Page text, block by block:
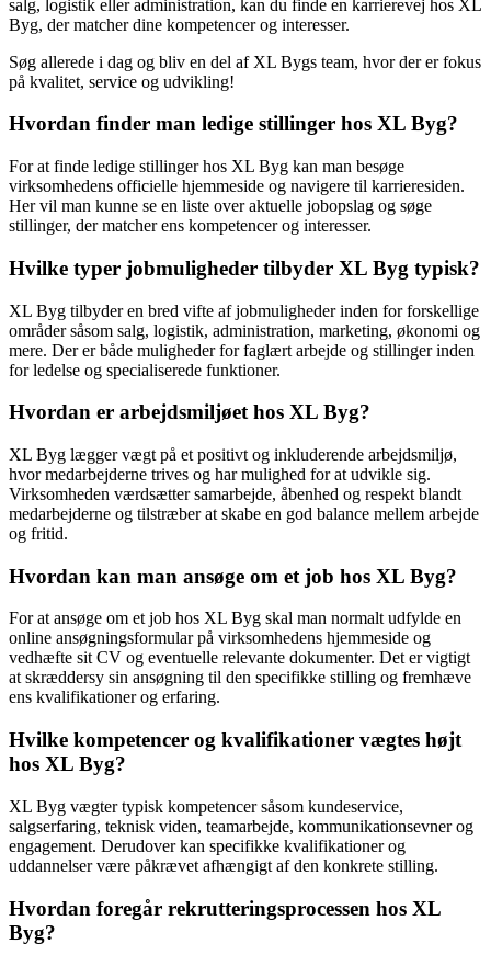
salg, logistik eller administration, kan du finde en karrierevej hos XL
Byg, der matcher dine kompetencer og interesser.
Søg allerede i dag og bliv en del af XL Bygs team, hvor der er fokus
på kvalitet, service og udvikling!
Hvordan finder man ledige stillinger hos XL Byg?
For at finde ledige stillinger hos XL Byg kan man besøge
virksomhedens officielle hjemmeside og navigere til karrieresiden.
Her vil man kunne se en liste over aktuelle jobopslag og søge
stillinger, der matcher ens kompetencer og interesser.
Hvilke typer jobmuligheder tilbyder XL Byg typisk?
XL Byg tilbyder en bred vifte af jobmuligheder inden for forskellige
områder såsom salg, logistik, administration, marketing, økonomi og
mere. Der er både muligheder for faglært arbejde og stillinger inden
for ledelse og specialiserede funktioner.
Hvordan er arbejdsmiljøet hos XL Byg?
XL Byg lægger vægt på et positivt og inkluderende arbejdsmiljø,
hvor medarbejderne trives og har mulighed for at udvikle sig.
Virksomheden værdsætter samarbejde, åbenhed og respekt blandt
medarbejderne og tilstræber at skabe en god balance mellem arbejde
og fritid.
Hvordan kan man ansøge om et job hos XL Byg?
For at ansøge om et job hos XL Byg skal man normalt udfylde en
online ansøgningsformular på virksomhedens hjemmeside og
vedhæfte sit CV og eventuelle relevante dokumenter. Det er vigtigt
at skræddersy sin ansøgning til den specifikke stilling og fremhæve
ens kvalifikationer og erfaring.
Hvilke kompetencer og kvalifikationer vægtes højt
hos XL Byg?
XL Byg vægter typisk kompetencer såsom kundeservice,
salgserfaring, teknisk viden, teamarbejde, kommunikationsevner og
engagement. Derudover kan specifikke kvalifikationer og
uddannelser være påkrævet afhængigt af den konkrete stilling.
Hvordan foregår rekrutteringsprocessen hos XL
Byg?